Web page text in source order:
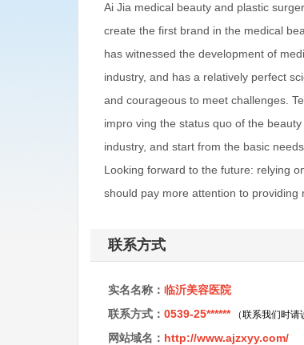
Ai Jia medical beauty and plastic
create the first brand in the medical
has witnessed the development of
industry, and has a relatively perfect
and courageous to meet challenges.
impro ving the status quo of the
industry, and start from the basic
Looking forward to the future: relying
should pay more attention to providing
联系方式
实名名称： 临沂美容医院
联系方式： 0539-25******（联系我们时请
网站域名： http://www.ajzxyy.com/